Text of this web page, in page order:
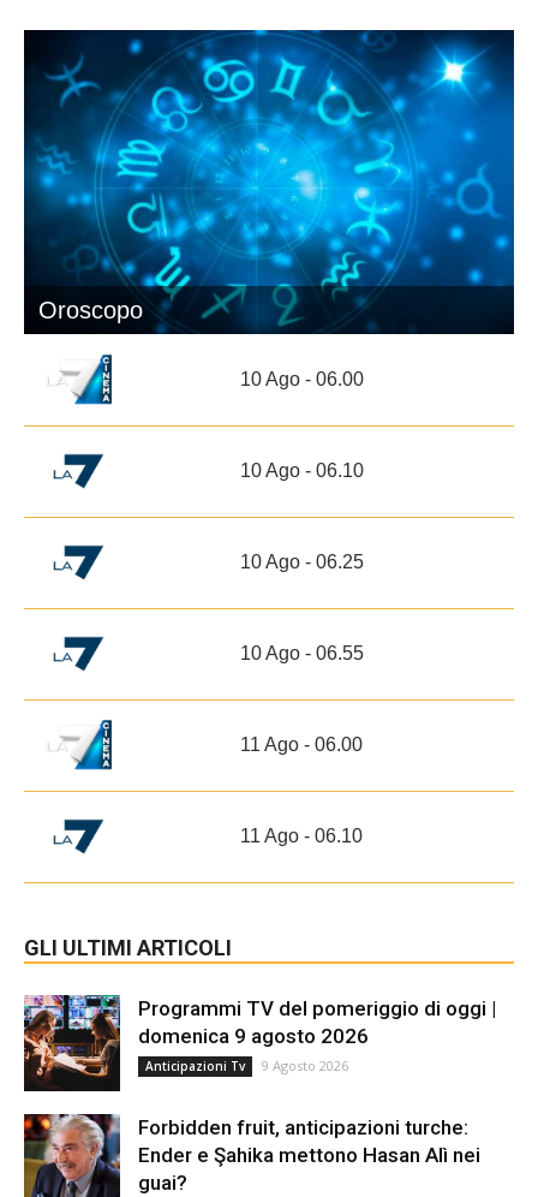
Oroscopo
10 Ago - 06.00
10 Ago - 06.10
10 Ago - 06.25
10 Ago - 06.55
11 Ago - 06.00
11 Ago - 06.10
GLI ULTIMI ARTICOLI
Programmi TV del pomeriggio di oggi |
domenica 9 agosto 2026
Anticipazioni Tv 9 Agosto 2026
Forbidden fruit, anticipazioni turche:
Ender e Şahika mettono Hasan Alì nei
guai?